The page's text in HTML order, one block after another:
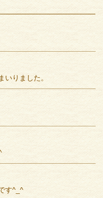
いりました。
す^_^